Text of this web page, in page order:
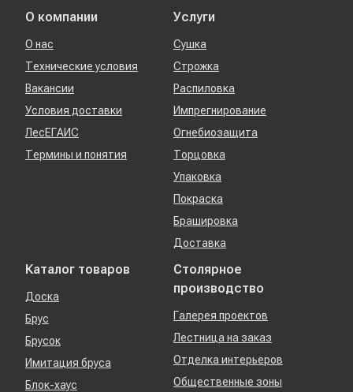
О компании
О нас
Технические условия
Вакансии
Условия доставки
ЛесЕГАИС
Термины и понятия
Услуги
Сушка
Строжка
Распиловка
Импрегнирование
Огнебиозащита
Торцовка
Упаковка
Покраска
Брашировка
Доставка
Каталог товаров
Доска
Брус
Брусок
Имитация бруса
Блок-хаус
Столярное
производство
Галерея проектов
Лестница на заказ
Отделка интерьеров
Общественные зоны